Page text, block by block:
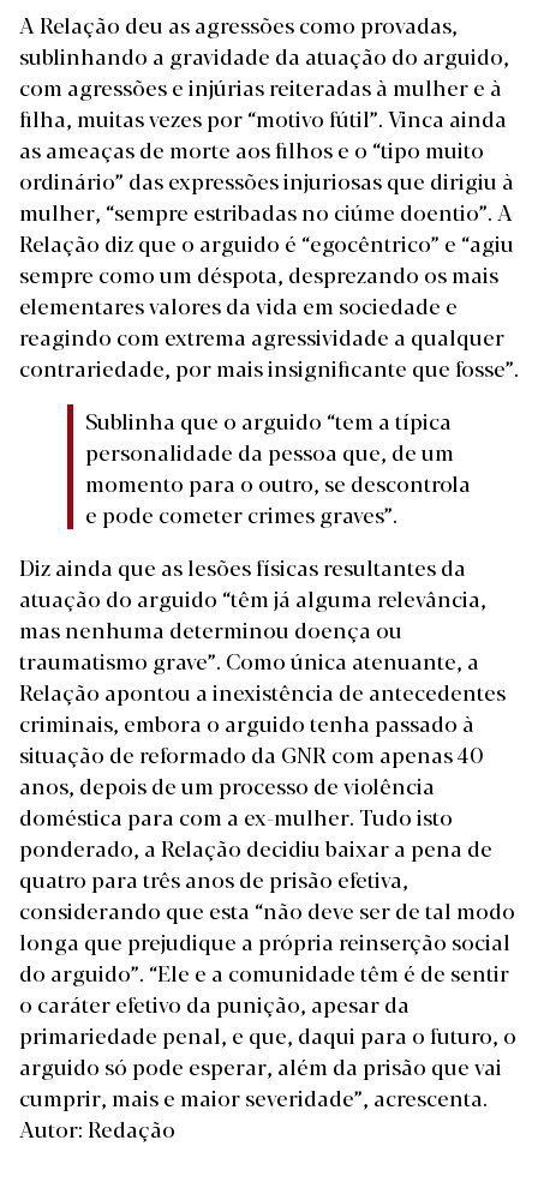
A Relação deu as agressões como provadas,
sublinhando a gravidade da atuação do arguido,
com agressões e injúrias reiteradas à mulher e à
filha, muitas vezes por “motivo fútil”. Vinca ainda
as ameaças de morte aos filhos e o “tipo muito
ordinário” das expressões injuriosas que dirigiu à
mulher, “sempre estribadas no ciúme doentio”. A
Relação diz que o arguido é “egocêntrico” e “agiu
sempre como um déspota, desprezando os mais
elementares valores da vida em sociedade e
reagindo com extrema agressividade a qualquer
contrariedade, por mais insignificante que fosse”.
Sublinha que o arguido “tem a típica
personalidade da pessoa que, de um
momento para o outro, se descontrola
e pode cometer crimes graves”.
Diz ainda que as lesões físicas resultantes da
atuação do arguido “têm já alguma relevância,
mas nenhuma determinou doença ou
traumatismo grave”. Como única atenuante, a
Relação apontou a inexistência de antecedentes
criminais, embora o arguido tenha passado à
situação de reformado da GNR com apenas 40
anos, depois de um processo de violência
doméstica para com a ex-mulher. Tudo isto
ponderado, a Relação decidiu baixar a pena de
quatro para três anos de prisão efetiva,
considerando que esta “não deve ser de tal modo
longa que prejudique a própria reinserção social
do arguido”. “Ele e a comunidade têm é de sentir
o caráter efetivo da punição, apesar da
primariedade penal, e que, daqui para o futuro, o
arguido só pode esperar, além da prisão que vai
cumprir, mais e maior severidade”, acrescenta.
Autor: Redação